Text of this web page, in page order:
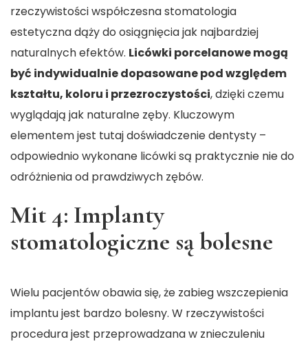
rzeczywistości współczesna stomatologia
estetyczna dąży do osiągnięcia jak najbardziej
naturalnych efektów. Licówki porcelanowe mogą
być indywidualnie dopasowane pod względem
kształtu, koloru i przezroczystości, dzięki czemu
wyglądają jak naturalne zęby. Kluczowym
elementem jest tutaj doświadczenie dentysty –
odpowiednio wykonane licówki są praktycznie nie do
odróżnienia od prawdziwych zębów.
Mit 4: Implanty
stomatologiczne są bolesne
Wielu pacjentów obawia się, że zabieg wszczepienia
implantu jest bardzo bolesny. W rzeczywistości
procedura jest przeprowadzana w znieczuleniu